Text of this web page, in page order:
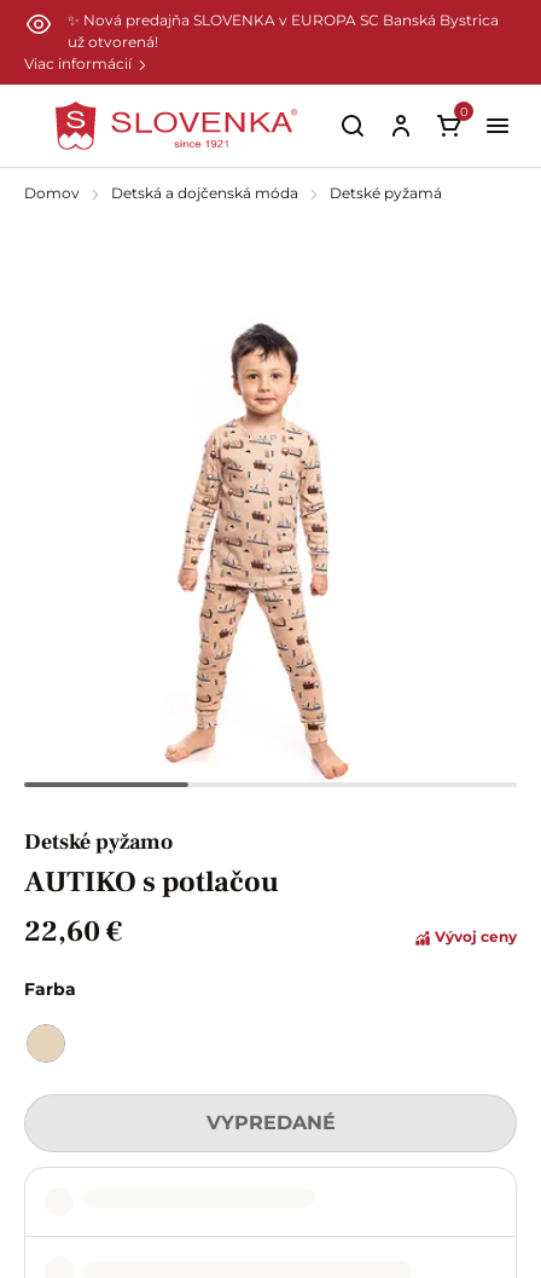
Preskočiť na hlavný obsah
✨ Nová predajňa SLOVENKA v EUROPA SC Banská Bystrica
už otvorená!
Viac informácií
0
Domov Detská a dojčenská móda Detské pyžamá
Detské pyžamo
AUTIKO s potlačou
22,60 €
Vývoj ceny
Farba
VYPREDANÉ